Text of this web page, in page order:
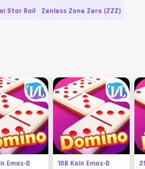
Star Rail
Zenless Zone Zero (ZZZ)
Emas-D 10B Koin Emas-D